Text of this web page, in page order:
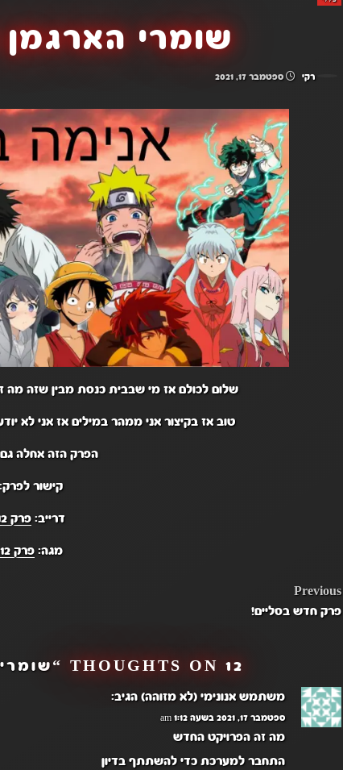
שומרי
רקי ספטמבר 17, 2021
שלום לכולם אז מי שבבית כנסת מבין שזה מה
טוב אז בקיצור אני ממהר במילים אז אני לא
הפרק הזה אחלה
קישור לפרק:
דרייב: פרק 12
מגה:פרק 12
POST
Previous
פרק חדש בסליים!
12 THOUGHTS ON “
משתמש אנונימי (לא מזוהה) הגיב:
ספטמבר 17, 2021 בשעה 1:12 am
מה זה הפרויקט החדש
התחבר למערכת כדי להשתתף בדיון